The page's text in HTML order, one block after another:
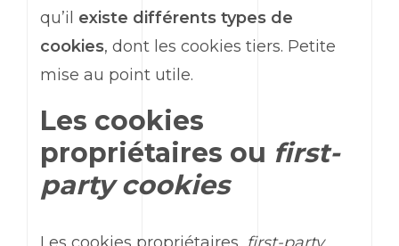
qu’il existe différents types de
cookies, dont les cookies tiers. Petite
mise au point utile.
Les cookies
propriétaires ou first-
party cookies